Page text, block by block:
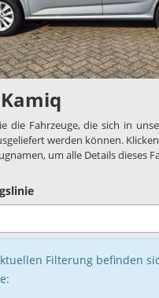
die Fahrzeuge, die sich in
werden können.
um alle Details dieses
Filterung befinden